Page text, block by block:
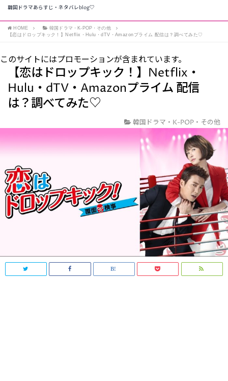
韓国ドラマあらすじ・ネタバレblog♡
HOME
韓国ドラマ・K-POP・その他
【恋はドロップキック！】Netflix・Hulu・dTV・Amazonプライム 配信は？調べてみた♡
このサイトにはプロモーションが含まれています。
【恋はドロップキック！】Netflix・
Hulu・dTV・Amazonプライム 配信
は？調べてみた♡
韓国ドラマ・K-POP・その他